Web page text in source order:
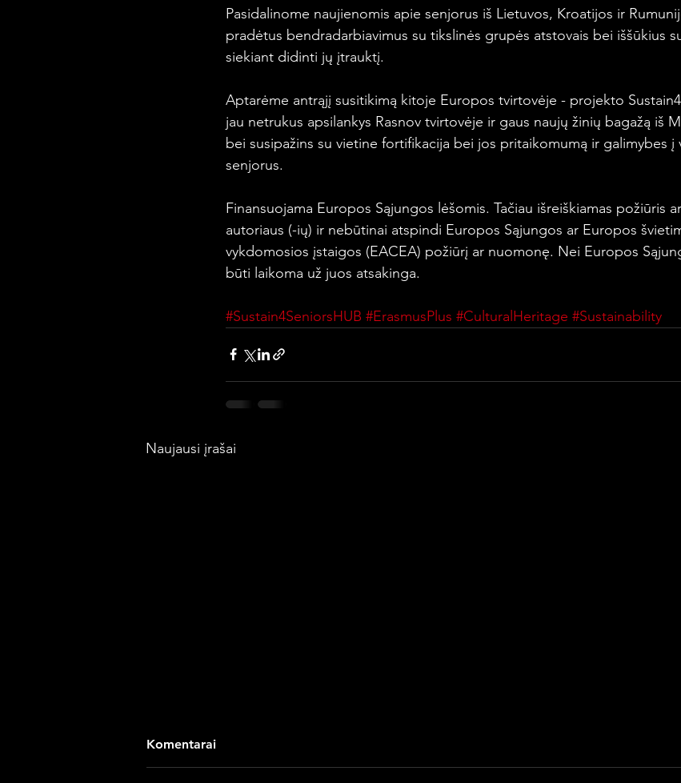
Pasidalinome naujienomis apie senjorus iš Lietuvos, Kroatijos ir
pradėtus bendradarbiavimus su tikslinės grupės atstovais bei iššūkius
siekiant didinti jų įtrauktį.
Aptarėme antrąjį susitikimą kitoje Europos tvirtovėje - projekto
jau netrukus apsilankys Rasnov tvirtovėje ir gaus naujų žinių bagažą iš
bei susipažins su vietine fortifikacija bei jos pritaikomumą ir galimybes į
senjorus.
Finansuojama Europos Sąjungos lėšomis. Tačiau išreiškiamas požiūris
autoriaus (-ių) ir nebūtinai atspindi Europos Sąjungos ar Europos
vykdomosios įstaigos (EACEA) požiūrį ar nuomonę. Nei Europos
būti laikoma už juos atsakinga.
#Sustain4SeniorsHUB #ErasmusPlus #CulturalHeritage #Sustainability
Naujausi įrašai
Komentarai